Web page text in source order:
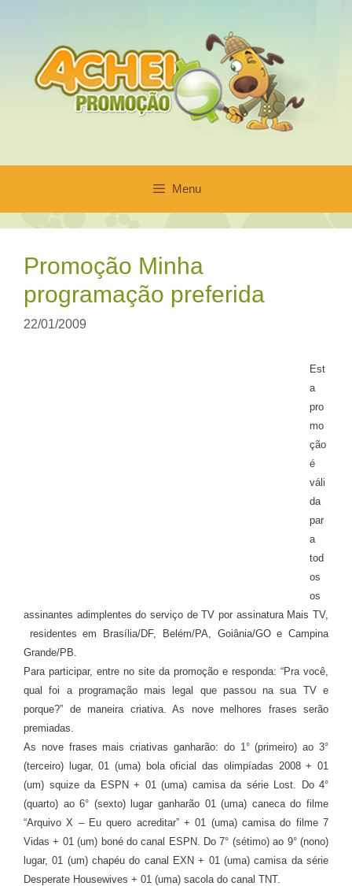
conteúdo
Menu
Promoção Minha
programação preferida
22/01/2009
Est
a
pro
mo
ção
é
váli
da
par
a
tod
os
os
assinantes adimplentes do serviço de TV por assinatura Mais TV,
residentes em Brasília/DF, Belém/PA, Goiânia/GO e Campina
Grande/PB.
Para participar, entre no site da promoção e responda: “Pra você,
qual foi a programação mais legal que passou na sua TV e
porque?” de maneira criativa. As nove melhores frases serão
premiadas.
As nove frases mais criativas ganharão: do 1° (primeiro) ao 3°
(terceiro) lugar, 01 (uma) bola oficial das olimpíadas 2008 + 01
(um) squize da ESPN + 01 (uma) camisa da série Lost. Do 4°
(quarto) ao 6° (sexto) lugar ganharão 01 (uma) caneca do filme
“Arquivo X – Eu quero acreditar” + 01 (uma) camisa do filme 7
Vidas + 01 (um) boné do canal ESPN. Do 7° (sétimo) ao 9° (nono)
lugar, 01 (um) chapéu do canal EXN + 01 (uma) camisa da série
Desperate Housewives + 01 (uma) sacola do canal TNT.